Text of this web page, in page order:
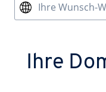
Ihre Wunsch-
Ihre